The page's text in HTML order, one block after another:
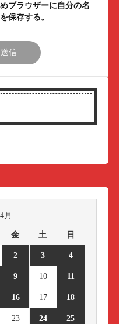
ブラウザーに自分の名
保存する。
月
金 土 日
2 3 4
9 10 11
16 17 18
23 24 25